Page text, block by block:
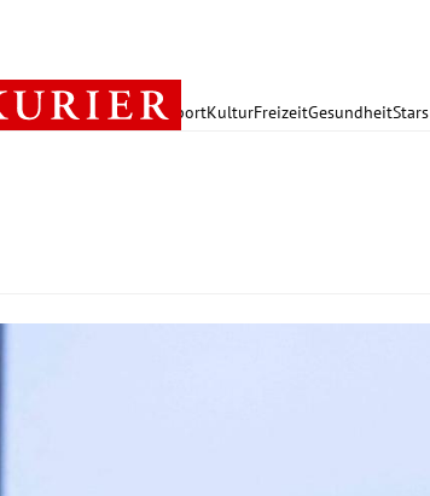
PolitikWirtschaft SportKulturFreizeitGesundheitStars